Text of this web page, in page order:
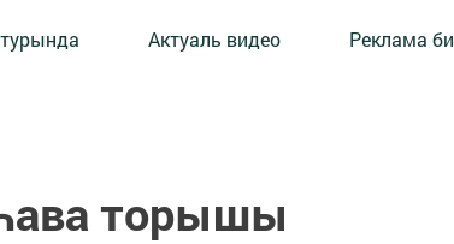
Актуаль видео Реклама
торышы